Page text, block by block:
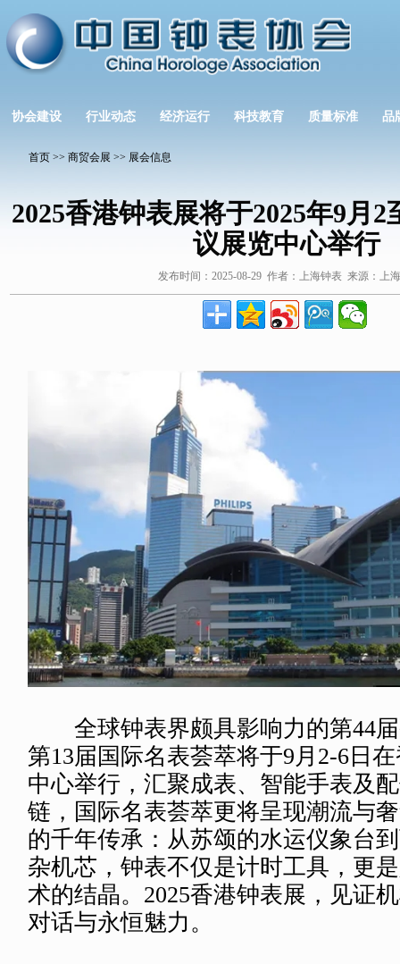
协会建设 行业动态 经济运行 科技教育 质量标准 品
首页 >> 商贸会展 >> 展会信息
2025香港钟表展将于2025年9月
议展览中心举行
发布时间：2025-08-29 作者：上海钟表 来源：上
全球钟表界颇具影响力的第44
第13届国际名表荟萃将于9月2-6日
中心举行，汇聚成表、智能手表及
链，国际名表荟萃更将呈现潮流与
的千年传承：从苏颂的水运仪象台
杂机芯，钟表不仅是计时工具，更
术的结晶。2025香港钟表展，见证
对话与永恒魅力。